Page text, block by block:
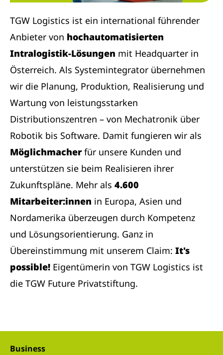
TGW Logistics ist ein international führender
Anbieter von hochautomatisierten
Intralogistik-Lösungen mit Headquarter in
Österreich. Als Systemintegrator übernehmen
wir die Planung, Produktion, Realisierung und
Wartung von leistungsstarken
Distributionszentren – von Mechatronik über
Robotik bis Software. Damit fungieren wir als
Möglichmacherfür unsere Kunden und
unterstützen sie beim Realisieren ihrer
Zukunftspläne. Mehr als 4.600
Mitarbeiter:innen in Europa, Asien und
Nordamerika überzeugen durch Kompetenz
und Lösungsorientierung. Ganz in
Übereinstimmung mit unserem Claim: It's
possible! Eigentümerin von TGW Logistics ist
die TGW Future Privatstiftung.
Business